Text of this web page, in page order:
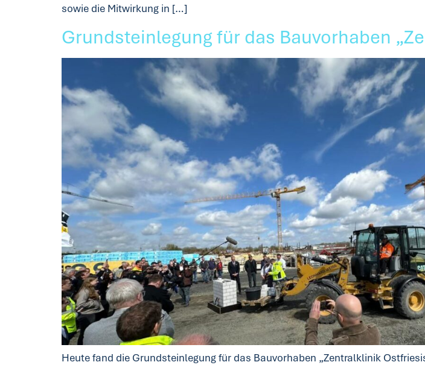
sowie die Mitwirkung in […]
Grundsteinlegung für das Bauvorhaben
Heute fand die Grundsteinlegung für das Bauvorhaben „Zentralklinik